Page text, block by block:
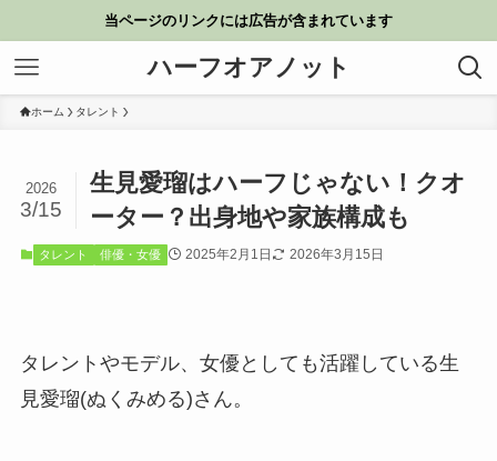
当ページのリンクには広告が含まれています
ハーフオアノット
ホーム タレント
生見愛瑠はハーフじゃない！クオ
ーター？出身地や家族構成も
2026
3/15
タレント 俳優・女優 2025年2月1日 2026年3月15日
タレントやモデル、女優としても活躍している生
見愛瑠(ぬくみめる)さん。